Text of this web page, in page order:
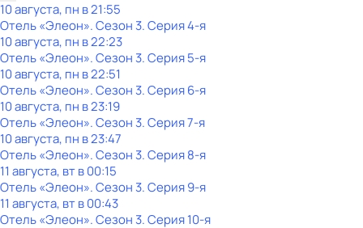
10 августа, пн в 21:55
Отель «Элеон». Сезон 3. Серия 4-я
10 августа, пн в 22:23
Отель «Элеон». Сезон 3. Серия 5-я
10 августа, пн в 22:51
Отель «Элеон». Сезон 3. Серия 6-я
10 августа, пн в 23:19
Отель «Элеон». Сезон 3. Серия 7-я
10 августа, пн в 23:47
Отель «Элеон». Сезон 3. Серия 8-я
11 августа, вт в 00:15
Отель «Элеон». Сезон 3. Серия 9-я
11 августа, вт в 00:43
Отель «Элеон». Сезон 3. Серия 10-я